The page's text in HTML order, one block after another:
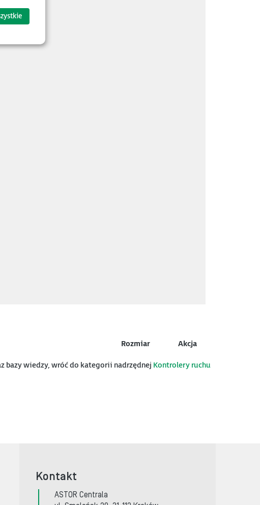
Rozmiar Akcja
bazy wiedzy, wróć do kategorii nadrzędnej Kontrolery ruchu
Kontakt
ASTOR Centrala